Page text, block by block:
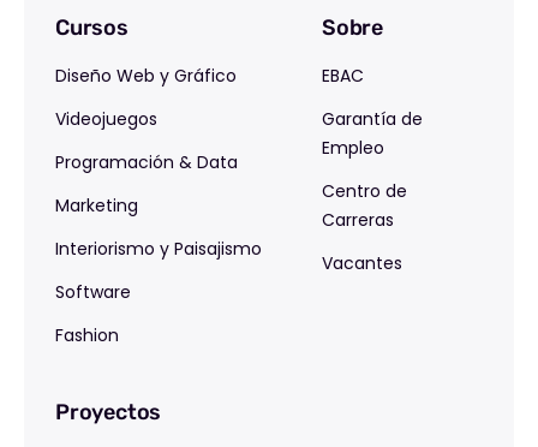
Cursos
Diseño Web y Gráfico
Videojuegos
Programación & Data
Marketing
Interiorismo y Paisajismo
Software
Fashion
Sobre
EBAC
Garantía de
Empleo
Centro de
Carreras
Vacantes
Proyectos